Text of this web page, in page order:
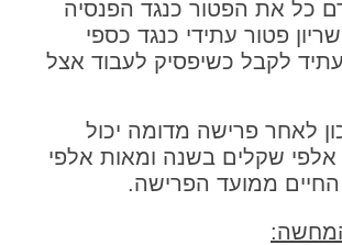
כל את הפטור כנגד הפנסיה
פטור עתידי כנגד כספי
עתיד לקבל כשיפסיק לעבוד אצל
לאחר פרישה מדומה יכול
שקלים בשנה ומאות אלפי
ממועד הפרישה.